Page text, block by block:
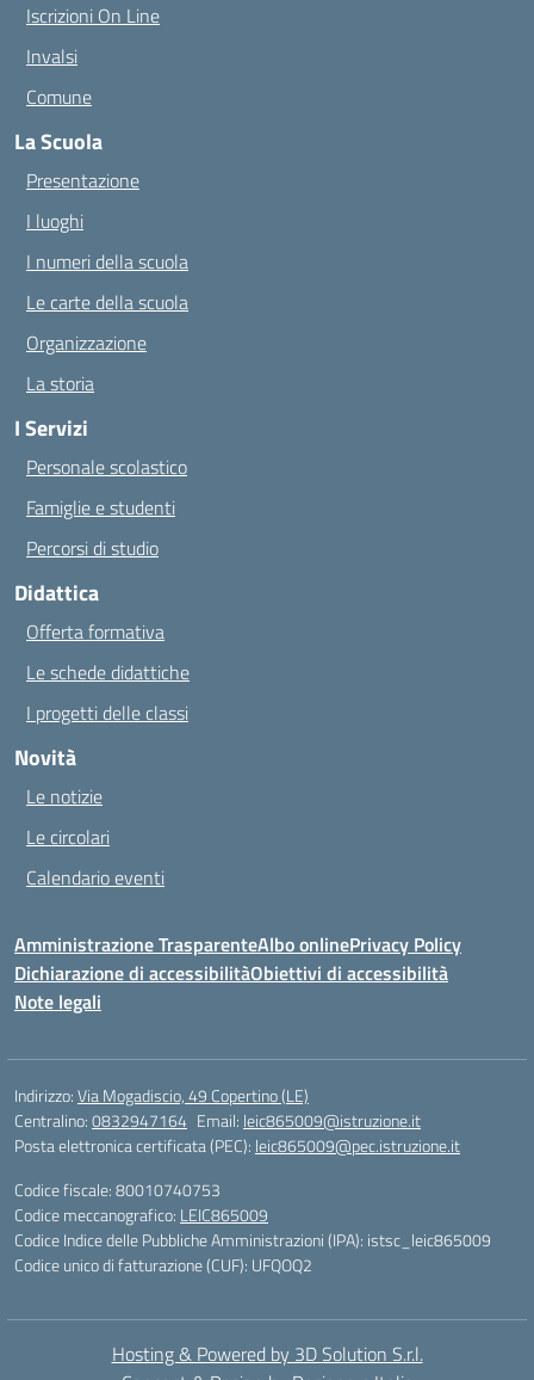
Iscrizioni On Line
Invalsi
Comune
La Scuola
Presentazione
I luoghi
I numeri della scuola
Le carte della scuola
Organizzazione
La storia
I Servizi
Personale scolastico
Famiglie e studenti
Percorsi di studio
Didattica
Offerta formativa
Le schede didattiche
I progetti delle classi
Novità
Le notizie
Le circolari
Calendario eventi
Amministrazione TrasparenteAlbo onlinePrivacy Policy
Dichiarazione di accessibilitàObiettivi di accessibilità
Note legali
Indirizzo:Via Mogadiscio, 49 Copertino (LE)
Centralino:0832947164 Email: leic865009@istruzione.it
Posta elettronica certificata (PEC): leic865009@pec.istruzione.it
Codice fiscale: 80010740753
Codice meccanografico: LEIC865009
Codice Indice delle Pubbliche Amministrazioni (IPA): istsc_leic865009
Codice unico di fatturazione (CUF): UFQOQ2
Hosting & Powered by 3D Solution S.r.l.